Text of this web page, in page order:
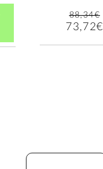
88,34€
73,72€